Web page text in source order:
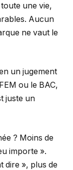
une vie,
Aucun
ne vaut le
un jugement
ou le BAC,
juste un
? Moins de
importe ».
dire », plus de